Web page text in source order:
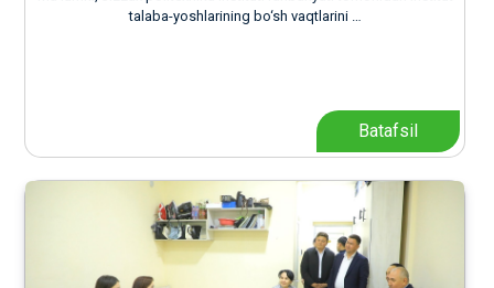
talaba-yoshlarining bo‘sh vaqtlarini …
Batafsil